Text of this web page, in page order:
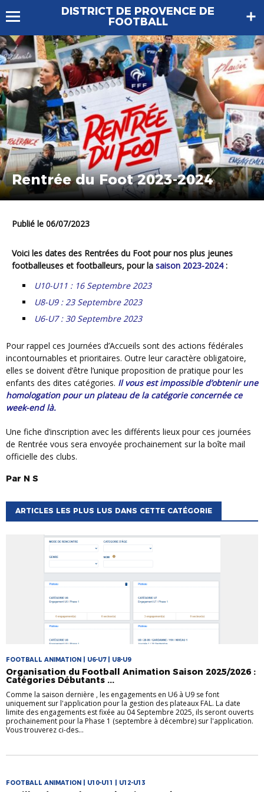
DISTRICT DE PROVENCE DE
FOOTBALL
Rentrée du Foot 2023-2024
Publié le 06/07/2023
Voici les dates des Rentrées du Foot pour nos plus jeunes
footballeuses et footballeurs, pour la saison 2023-2024 :
U10-U11 : 16 Septembre 2023
U8-U9 : 23 Septembre 2023
U6-U7 : 30 Septembre 2023
Pour rappel ces Journées d’Accueils sont des actions fédérales
incontournables et prioritaires. Outre leur caractère obligatoire,
elles se doivent d’être l’unique proposition de pratique pour les
enfants des dites catégories. Il vous est impossible d’obtenir une
homologation pour un plateau de la catégorie concernée ce
week-end là.
Une fiche d’inscription avec les différents lieux pour ces journées
de Rentrée vous sera envoyée prochainement sur la boîte mail
officielle des clubs.
Par N S
ARTICLES LES PLUS LUS DANS CETTE CATÉGORIE
FOOTBALL ANIMATION | U6-U7 | U8-U9
Organisation du Football Animation Saison 2025/2026 :
Catégories Débutants ...
Comme la saison dernière , les engagements en U6 à U9 se font
uniquement sur l'application pour la gestion des plateaux FAL. La date
limite des engagements est fixée au 04 Septembre 2025, ils seront ouverts
prochainement pour la Phase 1 (septembre à décembre) sur l'application.
Vous trouverez ci-des...
FOOTBALL ANIMATION | U10-U11 | U12-U13